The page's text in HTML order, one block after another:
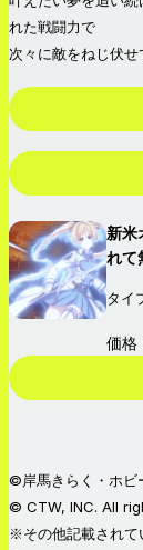
れた戦闘力で
次々に敵をねじ伏せ
新米
れて
タイ
価格
©岸馬きらく・ホビ
© CTW, INC. All
※その他記載されて